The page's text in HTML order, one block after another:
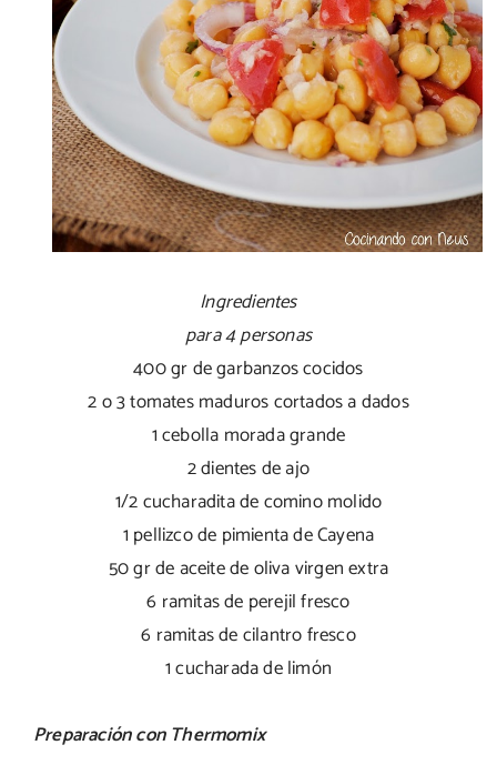
Ingredientes
para 4 personas
400 gr de garbanzos cocidos
2 o 3 tomates maduros cortados a dados
1 cebolla morada grande
2 dientes de ajo
1/2 cucharadita de comino molido
1 pellizco de pimienta de Cayena
50 gr de aceite de oliva virgen extra
6 ramitas de perejil fresco
6 ramitas de cilantro fresco
1 cucharada de limón
Preparación con Thermomix